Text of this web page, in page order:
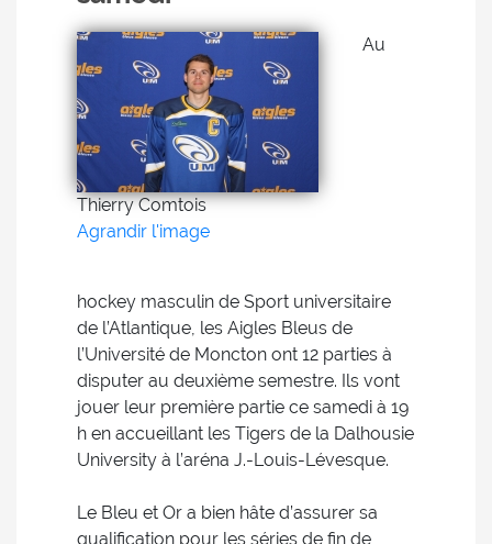
Thierry Comtois
Agrandir l'image
Au
hockey masculin de Sport universitaire
de l’Atlantique, les Aigles Bleus de
l’Université de Moncton ont 12 parties à
disputer au deuxième semestre. Ils vont
jouer leur première partie ce samedi à 19
h en accueillant les Tigers de la Dalhousie
University à l’aréna J.-Louis-Lévesque.
Le Bleu et Or a bien hâte d’assurer sa
qualification pour les séries de fin de